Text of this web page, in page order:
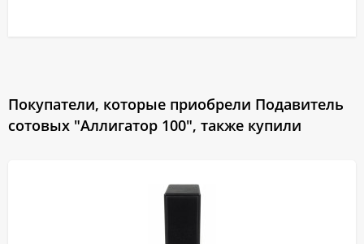
Покупатели, которые приобрели Подавитель
сотовых "Аллигатор 100", также купили